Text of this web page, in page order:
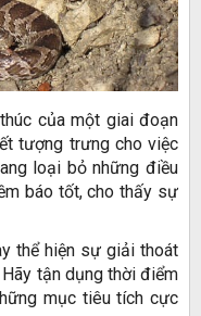
của một giai đoạn
tượng trưng cho việc
loại bỏ những điều
báo tốt, cho thấy sự
thể hiện sự giải thoát
tận dụng thời điểm
mục tiêu tích cực